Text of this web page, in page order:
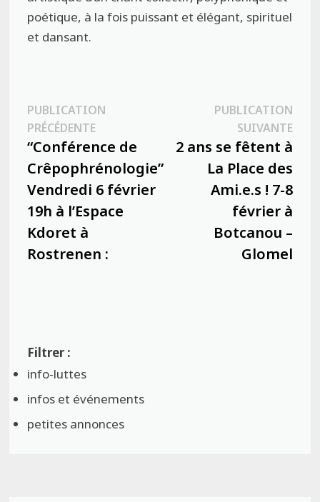
poétique, à la fois puissant et élégant, spirituel
et dansant.
Navigation
de
l’article
PUBLICATION
PRÉCÉDENTEPublication
précédente :
“Conférence de
Crêpophrénologie”
Vendredi 6 février
19h à l’Espace
Kdoret à
Rostrenen :
PUBLICATION
SUIVANTE
2 ans se fêtent à
La Place des
Ami.e.s ! 7-8
février à
Botcanou –
Glomel
info-luttes
infos et événements
petites annonces